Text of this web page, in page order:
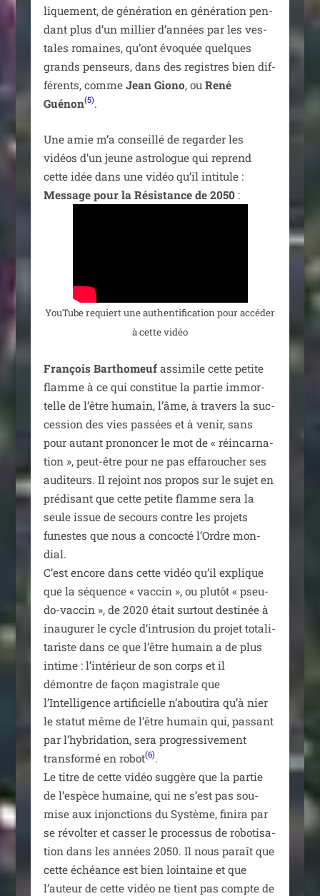
li­que­ment, de géné­ra­tion en géné­ra­tion pen­
dant plus d’un mil­lier d’années par les ves­
tales romaines, qu’ont évo­quée quelques
grands pen­seurs, dans des registres bien dif­
fé­rents, comme Jean Giono, ou René
Guénon(5).
Une amie m’a conseillé de regar­der les
vidéos d’un jeune astro­logue qui reprend
cette idée dans une vidéo qu’il inti­tule :
Message pour la Résistance de 2050 :
YouTube requiert une authen­ti­fi­ca­tion pour accé­der
à cette vidéo
François Barthomeufassi­mile cette petite
flamme à ce qui consti­tue la par­tie immor­
telle de l’être humain, l’âme, à tra­vers la suc­
ces­sion des vies pas­sées et à venir, sans
pour autant pro­non­cer le mot de « réin­car­na­
tion », peut-être pour ne pas effa­rou­cher ses
audi­teurs. Il rejoint nos pro­pos sur le sujet en
pré­di­sant que cette petite flamme sera la
seule issue de secours contre les pro­jets
funestes que nous a concoc­té l’Ordre mon­
dial.
C’est encore dans cette vidéo qu’il explique
que la séquence « vac­cin », ou plu­tôt « pseu­
do-vac­cin », de 2020 était sur­tout des­ti­née à
inau­gu­rer le cycle d’intrusion du pro­jet tota­li­
ta­riste dans ce que l’être humain a de plus
intime : l’intérieur de son corps et il
démontre de façon magis­trale que
l’Intelligence arti­fi­cielle n’aboutira qu’à nier
le sta­tut même de l’être humain qui, pas­sant
par l’hybridation, sera pro­gres­si­ve­ment
trans­for­mé en robot(6).
Le titre de cette vidéo sug­gère que la par­tie
de l’espèce humaine, qui ne s’est pas sou­
mise aux injonc­tions du Système, fini­ra par
se révol­ter et cas­ser le pro­ces­sus de robo­ti­sa­
tion dans les années 2050. Il nous paraît que
cette échéance est bien loin­taine et que
l’auteur de cette vidéo ne tient pas compte de